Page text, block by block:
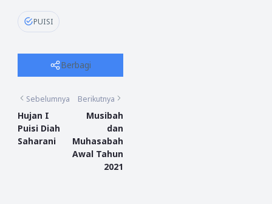
PUISI
Berbagi
Sebelumnya
Hujan I
Puisi Diah
Saharani
Berikutnya
Musibah
dan
Muhasabah
Awal Tahun
2021